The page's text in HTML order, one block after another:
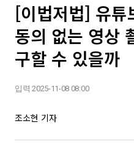
[이법저법] 유
동의 없는 영상
구할 수 있을까
입력 2025-11-08 08:00
조소현 기자